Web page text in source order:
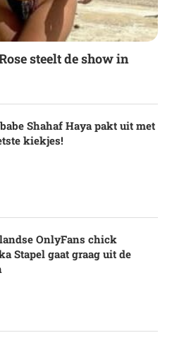
steelt de show in
Shahaf Haya pakt uit met
kiekjes!
OnlyFans chick
Stapel gaat graag uit de